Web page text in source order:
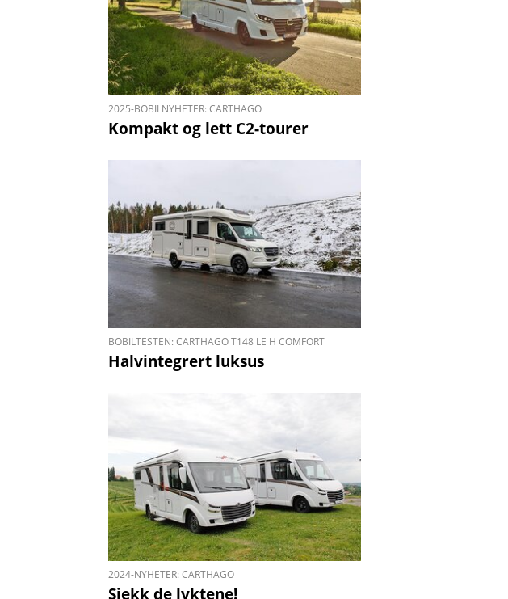
2025-BOBILNYHETER: CARTHAGO
​​​​​​​Kompakt og lett C2-tourer
BOBILTESTEN: CARTHAGO T148 LE H COMFORT
Halvintegrert luksus
2024-NYHETER: CARTHAGO
Sjekk de lyktene!